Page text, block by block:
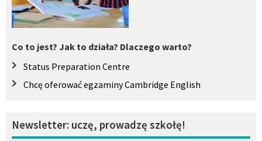
Co to jest? Jak to działa? Dlaczego warto?
Status Preparation Centre
Chcę oferować egzaminy Cambridge English
Newsletter: uczę, prowadzę szkołę!